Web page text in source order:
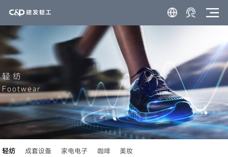
轻纺
Footwear
轻纺 成套设备 家电电子 咖啡 美妆